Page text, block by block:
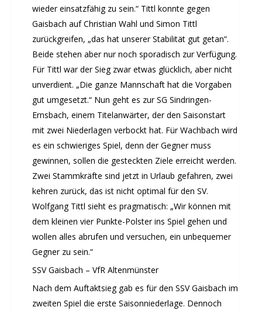
Sommernachtsfest 2019
10. Kinder-Sport-Spiele 2022
26. Öhringer Stadtlauf 2019
Sportabzeichenehrung 2021
Sportabzeichenehrung 2018
Mitarbeiterfest 2018
Seniorennachmittag 2018
Sommernachtsfest 2018
9. Kinder-Sport-Spiele 2018
Öhringer Stadtlauf 2018
Archiv 2017
Archiv 2016
Archiv 2015
JOBS
wieder einsatzfähig zu sein.“ Tittl konnte gegen
Gaisbach auf Christian Wahl und Simon Tittl
zurückgreifen, „das hat unserer Stabilität gut getan“.
Beide stehen aber nur noch sporadisch zur Verfügung.
Für Tittl war der Sieg zwar etwas glücklich, aber nicht
unverdient. „Die ganze Mannschaft hat die Vorgaben
gut umgesetzt.“ Nun geht es zur SG Sindringen-
Ernsbach, einem Titelanwärter, der den Saisonstart
mit zwei Niederlagen verbockt hat. Für Wachbach wird
es ein schwieriges Spiel, denn der Gegner muss
gewinnen, sollen die gesteckten Ziele erreicht werden.
Zwei Stammkräfte sind jetzt in Urlaub gefahren, zwei
kehren zurück, das ist nicht optimal für den SV.
Wolfgang Tittl sieht es pragmatisch: „Wir können mit
dem kleinen vier Punkte-Polster ins Spiel gehen und
wollen alles abrufen und versuchen, ein unbequemer
Gegner zu sein.“
SSV Gaisbach – VfR Altenmünster
Nach dem Auftaktsieg gab es für den SSV Gaisbach im
zweiten Spiel die erste Saisonniederlage. Dennoch